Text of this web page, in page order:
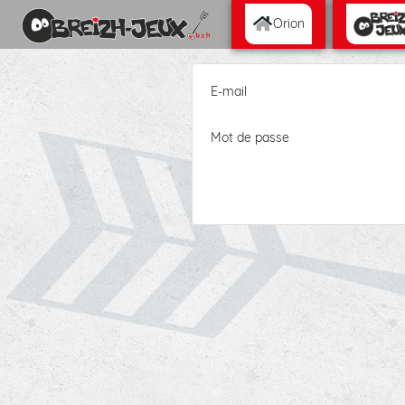
Orion
E-mail
Mot de passe